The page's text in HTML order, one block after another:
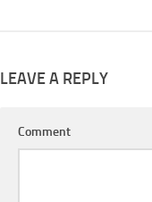
LEAVE A REPLY
Comment